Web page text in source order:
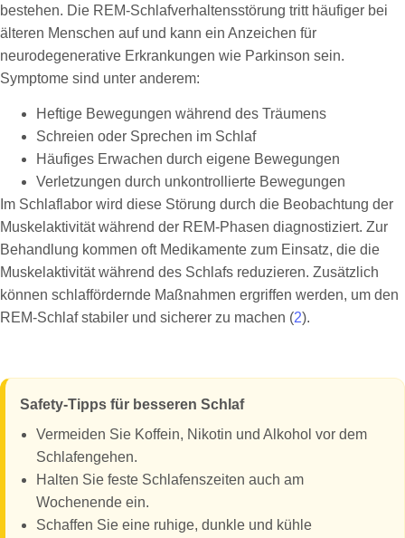
bestehen. Die REM-Schlafverhaltensstörung tritt häufiger bei
älteren Menschen auf und kann ein Anzeichen für
neurodegenerative Erkrankungen wie Parkinson sein.
Symptome sind unter anderem:
Heftige Bewegungen während des Träumens
Schreien oder Sprechen im Schlaf
Häufiges Erwachen durch eigene Bewegungen
Verletzungen durch unkontrollierte Bewegungen
Im Schlaflabor wird diese Störung durch die Beobachtung der
Muskelaktivität während der REM-Phasen diagnostiziert. Zur
Behandlung kommen oft Medikamente zum Einsatz, die die
Muskelaktivität während des Schlafs reduzieren. Zusätzlich
können schlaffördernde Maßnahmen ergriffen werden, um den
REM-Schlaf stabiler und sicherer zu machen (2).
Safety-Tipps für besseren Schlaf
Vermeiden Sie Koffein, Nikotin und Alkohol vor dem
Schlafengehen.
Halten Sie feste Schlafenszeiten auch am
Wochenende ein.
Schaffen Sie eine ruhige, dunkle und kühle